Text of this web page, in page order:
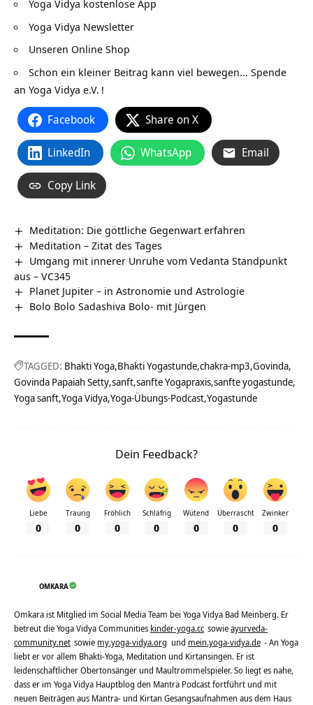
Yoga Vidya kostenlose App
Yoga Vidya Newsletter
Unseren Online Shop
Schon ein kleiner Beitrag kann viel bewegen… Spende
an Yoga Vidya e.V. !
Facebook Share on X
LinkedIn WhatsApp Email
Copy Link
Meditation: Die göttliche Gegenwart erfahren
Meditation – Zitat des Tages
Umgang mit innerer Unruhe vom Vedanta Standpunkt
aus – VC345
Planet Jupiter – in Astronomie und Astrologie
Bolo Bolo Sadashiva Bolo- mit Jürgen
TAGGED: Bhakti Yoga Bhakti Yogastunde chakra-mp3 Govinda
Govinda Papaiah Setty sanft sanfte Yogapraxis sanfte yogastunde
Yoga sanft Yoga Vidya Yoga-Übungs-Podcast Yogastunde
Dein Feedback?
Liebe
0
Traurig
0
Fröhlich
0
Schläfrig
0
Wütend
0
Überrascht
0
Zwinker
0
OMKARA
Omkara ist Mitglied im Social Media Team bei Yoga Vidya Bad Meinberg. Er
betreut die Yoga Vidya Communities kinder-yoga.cc sowieayurveda-
community.net sowie my.yoga-vidya.org und mein.yoga-vidya.de - An Yoga
liebt er vor allem Bhakti-Yoga, Meditation und Kirtansingen. Er ist
leidenschaftlicher Obertonsänger und Maultrommelspieler. So liegt es nahe,
dass er im Yoga Vidya Hauptblog den Mantra Podcast fortführt und mit
neuen Beiträgen aus Mantra- und Kirtan Gesangsaufnahmen aus dem Haus